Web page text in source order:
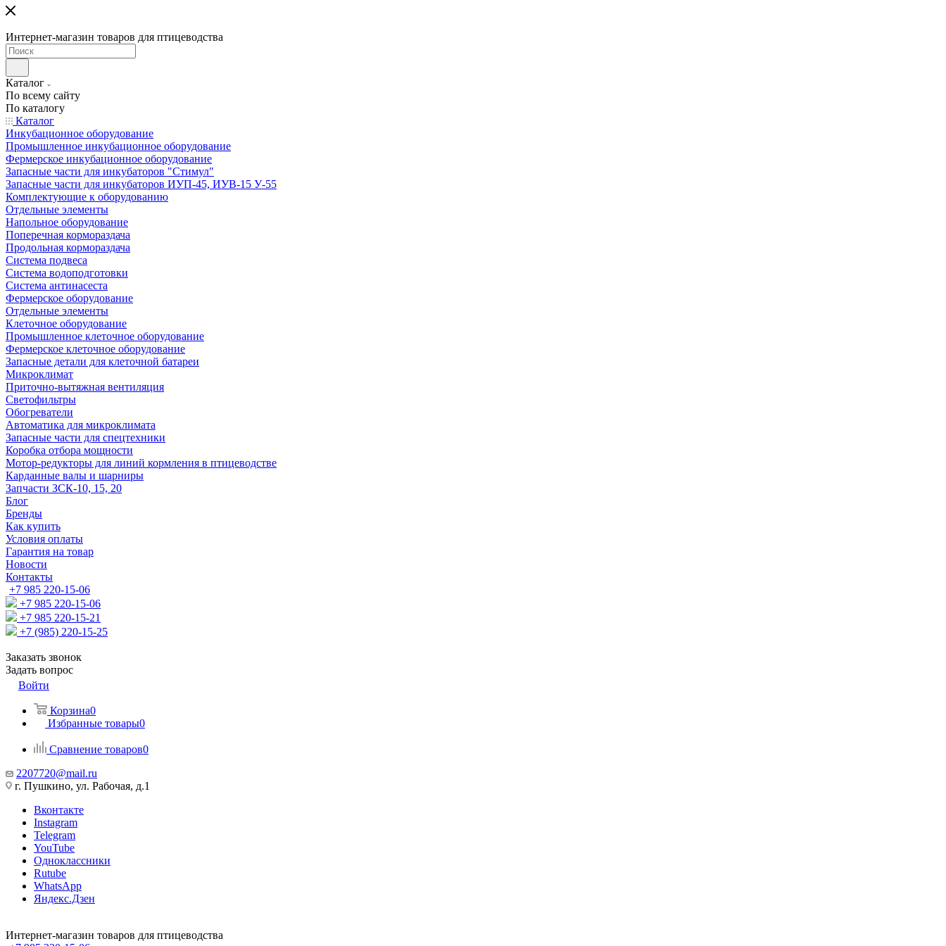
Интернет-магазин товаров для птицеводства
Каталог
По всему сайту
По каталогу
Каталог
Инкубационное оборудование
Промышленное инкубационное оборудование
Фермерское инкубационное оборудование
Запасные части для инкубаторов "Стимул"
Запасные части для инкубаторов ИУП-45, ИУВ-15 У-55
Комплектующие к оборудованию
Отдельные элементы
Напольное оборудование
Поперечная кормораздача
Продольная кормораздача
Система подвеса
Система водоподготовки
Система антинасеста
Фермерское оборудование
Отдельные элементы
Клеточное оборудование
Промышленное клеточное оборудование
Фермерское клеточное оборудование
Запасные детали для клеточной батареи
Микроклимат
Приточно-вытяжная вентиляция
Светофильтры
Обогреватели
Автоматика для микроклимата
Запасные части для спецтехники
Коробка отбора мощности
Мотор-редукторы для линий кормления в птицеводстве
Карданные валы и шарниры
Запчасти ЗСК-10, 15, 20
Блог
Бренды
Как купить
Условия оплаты
Гарантия на товар
Новости
Контакты
+7 985 220-15-06
+7 985 220-15-06
+7 985 220-15-21
+7 (985) 220-15-25
Заказать звонок
Задать вопрос
Войти
Корзина0
Избранные товары0
Сравнение товаров0
2207720@mail.ru
г. Пушкино, ул. Рабочая, д.1
Вконтакте
Instagram
Telegram
YouTube
Одноклассники
Rutube
WhatsApp
Яндекс.Дзен
Интернет-магазин товаров для птицеводства